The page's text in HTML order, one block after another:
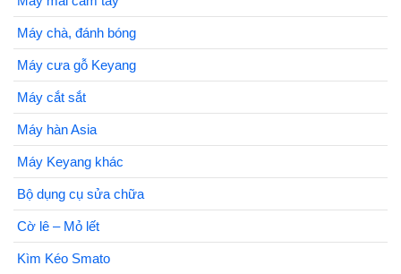
Máy chà, đánh bóng
Máy cưa gỗ Keyang
Máy cắt sắt
Máy hàn Asia
Máy Keyang khác
Bộ dụng cụ sửa chữa
Cờ lê – Mỏ lết
Kìm Kéo Smato